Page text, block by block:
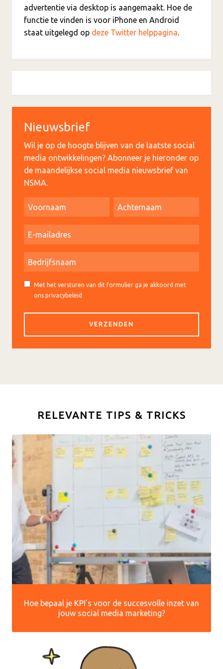
advertentie via desktop is aangemaakt. Hoe de
functie te vinden is voor iPhone en Android
staat uitgelegd op deze Twitter helppagina.
Nieuwsbrief
Wil je op de hoogte blijven van de laatste social
media ontwikkelingen? Abonneer je hieronder op
de maandelijkse social media nieuwsbrief van
NSMA.
Met het versturen van dit formulier ga je akkoord met
ons privacybeleid
RELEVANTE TIPS & TRICKS
Hoe bepaal je KPI’s voor de succesvolle inzet van
jouw social media marketing?